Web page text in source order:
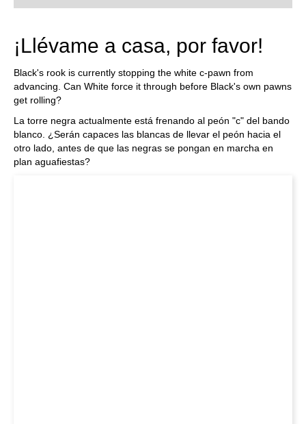
¡Llévame a casa, por favor!
Black's rook is currently stopping the white c-pawn from
advancing. Can White force it through before Black's own pawns
get rolling?
La torre negra actualmente está frenando al peón "c" del bando
blanco. ¿Serán capaces las blancas de llevar el peón hacia el
otro lado, antes de que las negras se pongan en marcha en
plan aguafiestas?